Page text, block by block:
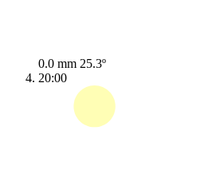
0.0 mm 25.3º
20:00